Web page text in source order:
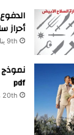
أحراز
9th يناير 2023
pdf
20th مايو 2022